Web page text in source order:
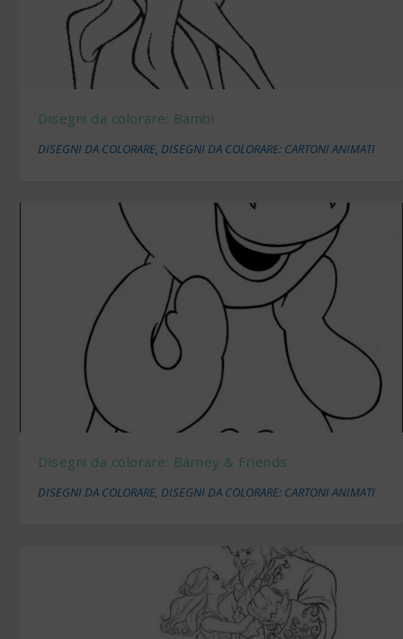
Disegni da colorare: Bambi
DISEGNI DA COLORARE,DISEGNI DA COLORARE: CARTONI ANIMATI
Disegni da colorare: Barney & Friends
DISEGNI DA COLORARE,DISEGNI DA COLORARE: CARTONI ANIMATI